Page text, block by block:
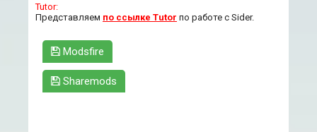
Tutor:
Представляем по ссылке Tutor по работе с Sider.
Modsfire
Sharemods